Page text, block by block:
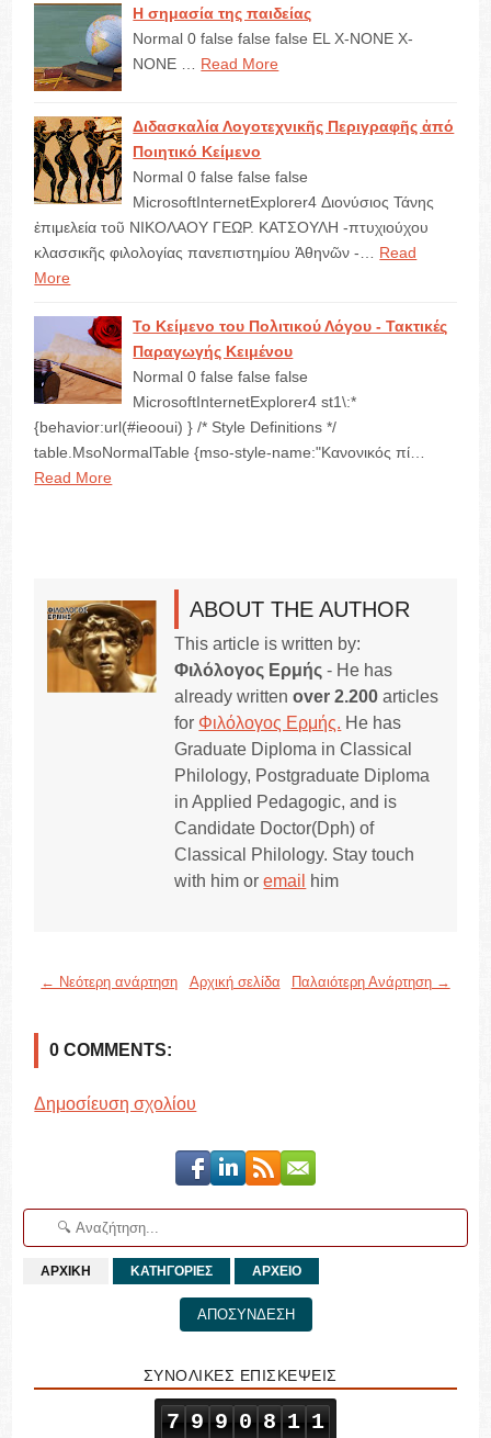
Η σημασία της παιδείας
Normal 0 false false false EL X-NONE X-
NONE …
Read More
Διδασκαλία Λογοτεχνικῆς Περιγραφῆς ἀπό
Ποιητικό Κείμενο
Normal 0 false false false
MicrosoftInternetExplorer4 Διονύσιος Τάνης
ἐπιμελεία τοῦ ΝΙΚΟΛΑΟΥ ΓΕΩΡ. ΚΑΤΣΟΥΛΗ -πτυχιούχου
κλασσικῆς φιλολογίας πανεπιστημίου Ἀθηνῶν -…
Read
More
Το Κείμενο του Πολιτικού Λόγου - Τακτικές
Παραγωγής Κειμένου
Normal 0 false false false
MicrosoftInternetExplorer4 st1\:*
{behavior:url(#ieooui) } /* Style Definitions */
table.MsoNormalTable {mso-style-name:"Κανονικός πί…
Read More
ABOUT THE AUTHOR
This article is written by:
Φιλόλογος Ερμής - He has
already writtenover 2.200 articles
for Φιλόλογος Ερμής. He has
Graduate Diploma in Classical
Philology, Postgraduate Diploma
in Applied Pedagogic, and is
Candidate Doctor(Dph) of
Classical Philology. Stay touch
with him oremail him
← Νεότερη ανάρτηση Παλαιότερη Ανάρτηση →
Αρχική σελίδα
0 COMMENTS:
Δημοσίευση σχολίου
ΑΡΧΙΚΗ ΚΑΤΗΓΟΡΙΕΣ ΑΡΧΕΙΟ
ΑΠΟΣΥΝΔΕΣΗ
ΣΥΝΟΛΙΚΕΣ ΕΠΙΣΚΕΨΕΙΣ
7 9 9 0 8 1 1